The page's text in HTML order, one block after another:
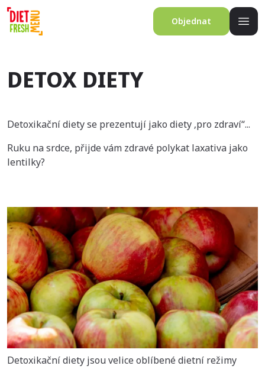
Objednat
DETOX DIETY
Detoxikační diety se prezentují jako diety ‚pro zdraví“...
Ruku na srdce, přijde vám zdravé polykat laxativa jako
lentilky?
Detoxikační diety jsou velice oblíbené dietní režimy